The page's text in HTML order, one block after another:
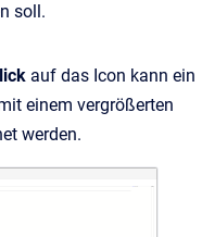
soll.
auf das Icon kann ein
einem vergrößerten
werden.